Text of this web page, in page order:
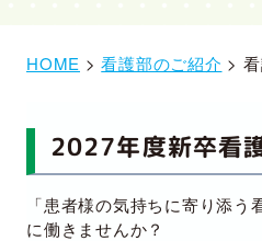
HOME >看護部のご紹介 >
2027年度新卒看
「患者様の気持ちに寄り添
に働きませんか？